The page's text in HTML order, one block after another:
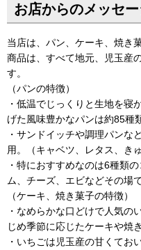
お店からのメッセ
当店は、パン、ケーキ、焼き
商品は、すべて地元、児玉産
す。
（パンの特徴）
・低温でじっくりと生地を寝
げた風味豊かなパンは約85種
・サンドイッチや調理パンな
用。（キャベツ、レタス、き
・特におすすめなのは6種類
ム、チーズ、エビなどその場
（ケーキ、焼き菓子の特徴）
・なめらかな口どけで人気の
じめ季節に応じたケーキや焼
・いちごは児玉産の甘くてお